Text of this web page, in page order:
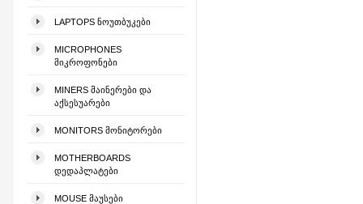
LAPTOPS ᲜᲝᲣᲗᲑᲣᲙᲔᲑᲘ
MICROPHONES
ᲛᲘᲙᲠᲝᲤᲝᲜᲔᲑᲘ
MINERS ᲛᲐᲘᲜᲔᲠᲔᲑᲘ ᲓᲐ
ᲐᲥᲡᲔᲡᲣᲐᲠᲔᲑᲘ
MONITORS ᲛᲝᲜᲘᲢᲝᲠᲔᲑᲘ
MOTHERBOARDS
ᲓᲔᲓᲐᲞᲚᲐᲢᲔᲑᲘ
MOUSE ᲛᲐᲣᲡᲔᲑᲘ